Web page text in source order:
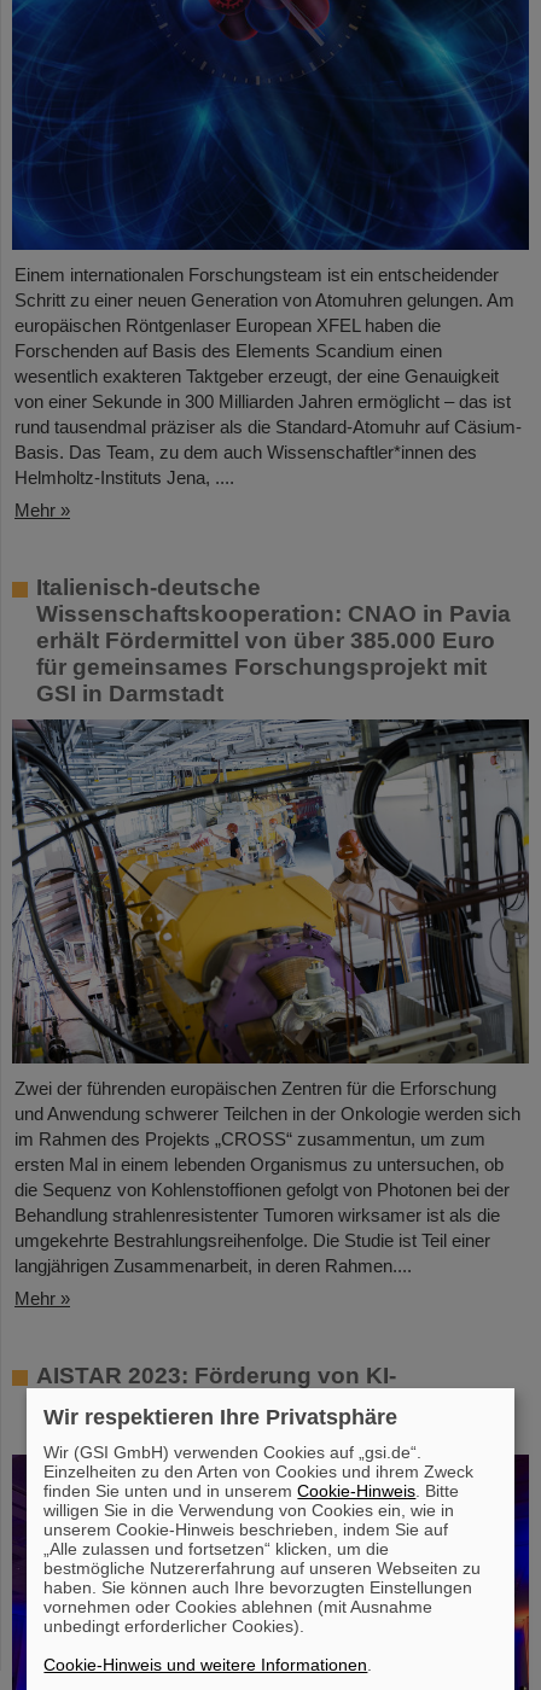
Einem internationalen Forschungsteam ist ein entscheidender
Schritt zu einer neuen Generation von Atomuhren gelungen. Am
europäischen Röntgenlaser European XFEL haben die
Forschenden auf Basis des Elements Scandium einen
wesentlich exakteren Taktgeber erzeugt, der eine Genauigkeit
von einer Sekunde in 300 Milliarden Jahren ermöglicht – das ist
rund tausendmal präziser als die Standard-Atomuhr auf Cäsium-
Basis. Das Team, zu dem auch Wissenschaftler*innen des
Helmholtz-Instituts Jena, ....
Mehr »
Italienisch-deutsche
Wissenschaftskooperation: CNAO in Pavia
erhält Fördermittel von über 385.000 Euro
für gemeinsames Forschungsprojekt mit
GSI in Darmstadt
Zwei der führenden europäischen Zentren für die Erforschung
und Anwendung schwerer Teilchen in der Onkologie werden sich
im Rahmen des Projekts „CROSS“ zusammentun, um zum
ersten Mal in einem lebenden Organismus zu untersuchen, ob
die Sequenz von Kohlenstoffionen gefolgt von Photonen bei der
Behandlung strahlenresistenter Tumoren wirksamer ist als die
umgekehrte Bestrahlungsreihenfolge. Die Studie ist Teil einer
langjährigen Zusammenarbeit, in deren Rahmen....
Mehr »
AISTAR 2023: Förderung von KI-
Fortschritten durch Zusammenarbeit und
Innovation
Wir respektieren Ihre Privatsphäre
Wir (GSI GmbH) verwenden Cookies auf „gsi.de“.
Einzelheiten zu den Arten von Cookies und ihrem Zweck
finden Sie unten und in unseremCookie-Hinweis . Bitte
willigen Sie in die Verwendung von Cookies ein, wie in
unserem Cookie-Hinweis beschrieben, indem Sie auf
„Alle zulassen und fortsetzen“ klicken, um die
bestmögliche Nutzererfahrung auf unseren Webseiten zu
haben. Sie können auch Ihre bevorzugten Einstellungen
vornehmen oder Cookies ablehnen (mit Ausnahme
unbedingt erforderlicher Cookies).
Cookie-Hinweis und weitere Informationen